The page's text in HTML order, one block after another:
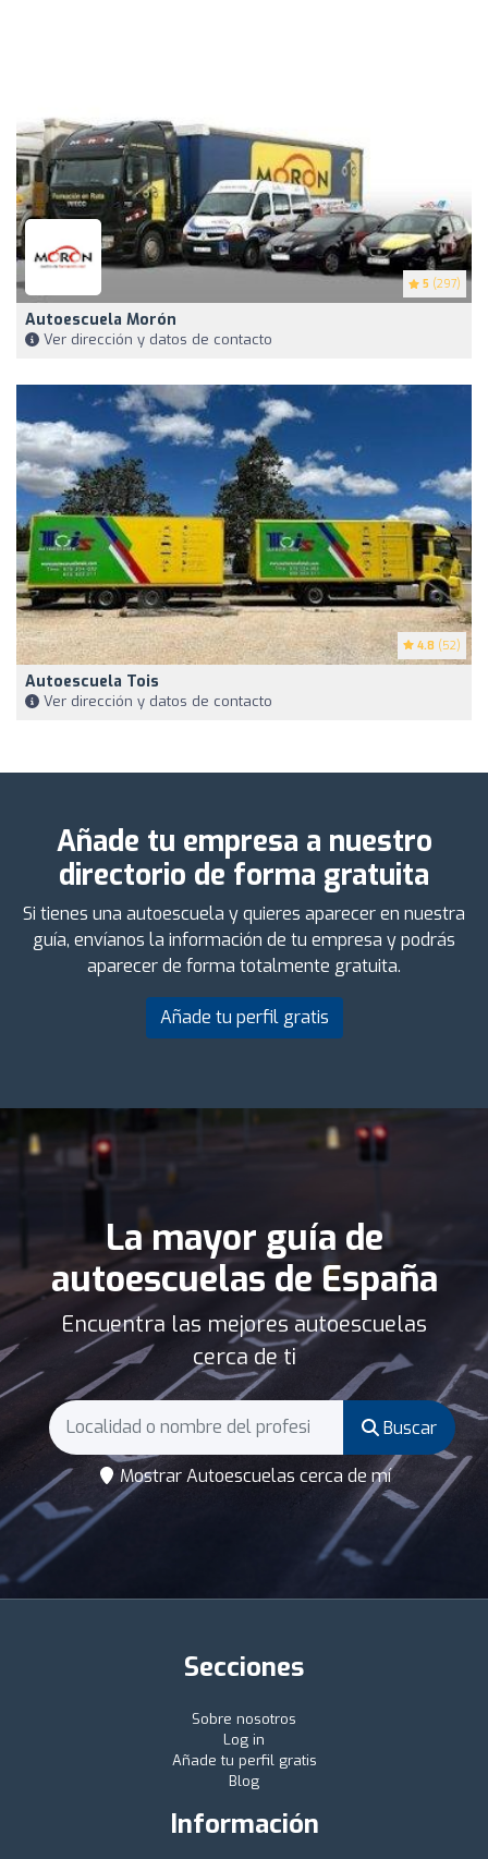
5 (297)
Autoescuela Morón
Ver dirección y datos de contacto
4.8 (52)
Autoescuela Tois
Ver dirección y datos de contacto
Añade tu empresa a nuestro
directorio de forma gratuita
Si tienes una autoescuela y quieres aparecer en nuestra
guía, envíanos la información de tu empresa y podrás
aparecer de forma totalmente gratuita.
Añade tu perfil gratis
La mayor guía de
autoescuelas de España
Encuentra las mejores autoescuelas
cerca de ti
Buscar
Mostrar Autoescuelas cerca de mí
Secciones
Sobre nosotros
Log in
Añade tu perfil gratis
Blog
Información